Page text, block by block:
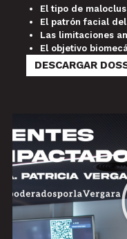
El tipo de
El patrón facial
Las limitaciones
El objetivo
DESCARGAR